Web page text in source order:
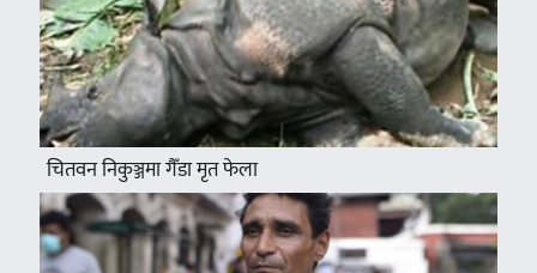
चितवन निकुञ्जमा गैँडा मृत फेला